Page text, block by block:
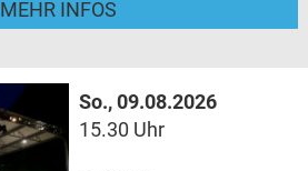
MEHR INFOS
So., 09.08.2026
15.30 Uhr